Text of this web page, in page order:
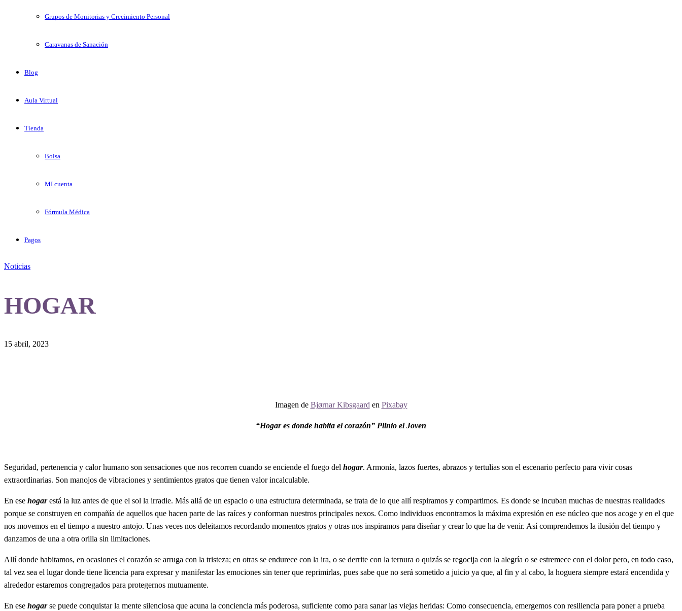
Grupos de Monitorias y Crecimiento Personal
Caravanas de Sanación
Blog
Aula Virtual
Tienda
Bolsa
MI cuenta
Fórmula Médica
Pagos
Noticias
HOGAR
15 abril, 2023
Imagen de Bjørnar Kibsgaard en Pixabay
“Hogar es donde habita el corazón” Plinio el Joven
Seguridad, pertenencia y calor humano son sensaciones que nos recorren cuando se enciende el fuego del hogar. Armonía, lazos fuertes, abrazos y tertulias son el escenario perfecto para vivir cosas
extraordinarias. Son manojos de vibraciones y sentimientos gratos que tienen valor incalculable.
En ese hogarestá la luz antes de que el sol la irradie. Más allá de un espacio o una estructura determinada, se trata de lo que allí respiramos y compartimos. Es donde se incuban muchas de nuestras realidades
porque se construyen en compañía de aquellos que hacen parte de las raíces y conforman nuestros principales nexos. Como individuos encontramos la máxima expresión en ese núcleo que nos acoge y en el que
nos movemos en el tiempo a nuestro antojo. Unas veces nos deleitamos recordando momentos gratos y otras nos inspiramos para diseñar y crear lo que ha de venir. Así comprendemos la ilusión del tiempo y
danzamos de una a otra orilla sin limitaciones.
Allí donde habitamos, en ocasiones el corazón se arruga con la tristeza; en otras se endurece con la ira, o se derrite con la ternura o quizás se regocija con la alegría o se estremece con el dolor pero, en todo caso,
tal vez sea el lugar donde tiene licencia para expresar y manifestar las emociones sin tener que reprimirlas, pues sabe que no será sometido a juicio ya que, al fin y al cabo, la hoguera siempre estará encendida y
alrededor estaremos congregados para protegernos mutuamente.
En ese hogarse puede conquistar la mente silenciosa que acuna la conciencia más poderosa, suficiente como para sanar las viejas heridas: Como consecuencia, emergemos con resiliencia para poner a prueba